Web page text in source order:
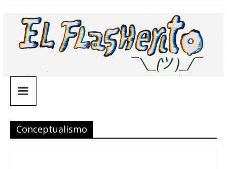
contenido
¯\_(ツ)_/
¯
Conceptualismo